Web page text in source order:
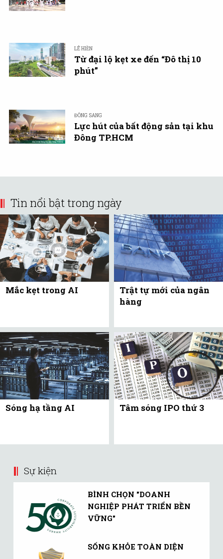
LÊ HIỀN
Từ đại lộ kẹt xe đến “Đô thị 10
phút”
ĐÔNG SANG
Lực hút của bất động sản tại khu
Đông TP.HCM
Tin nổi bật trong ngày
Mắc kẹt trong AI
Trật tự mới của ngân
hàng
Sóng hạ tầng AI Tâm sóng IPO thứ 3
Sự kiện
BÌNH CHỌN "DOANH
NGHIỆP PHÁT TRIỂN BỀN
VỮNG"
SỐNG KHỎE TOÀN DIỆN